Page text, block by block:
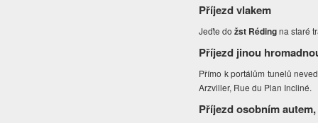
Příjezd vlakem
Jeďte dožst Rédingna staré
Příjezd jinou
Přímo k portálům tunelů
Arzviller, Rue du Plan Incliné.
Příjezd osobním